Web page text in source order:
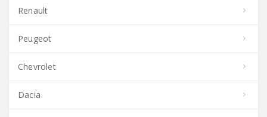
Renault
Peugeot
Chevrolet
Dacia